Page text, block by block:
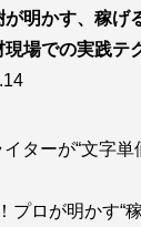
が明かす、稼げ
場での実践テ
ターが“文字
プロが明かす“